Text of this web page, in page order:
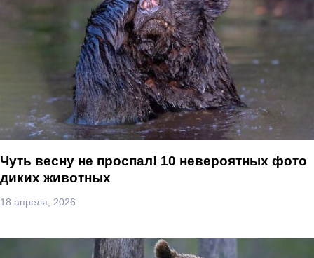
Чуть весну не проспал! 10 невероятных фото
диких животных
18 апреля, 2026